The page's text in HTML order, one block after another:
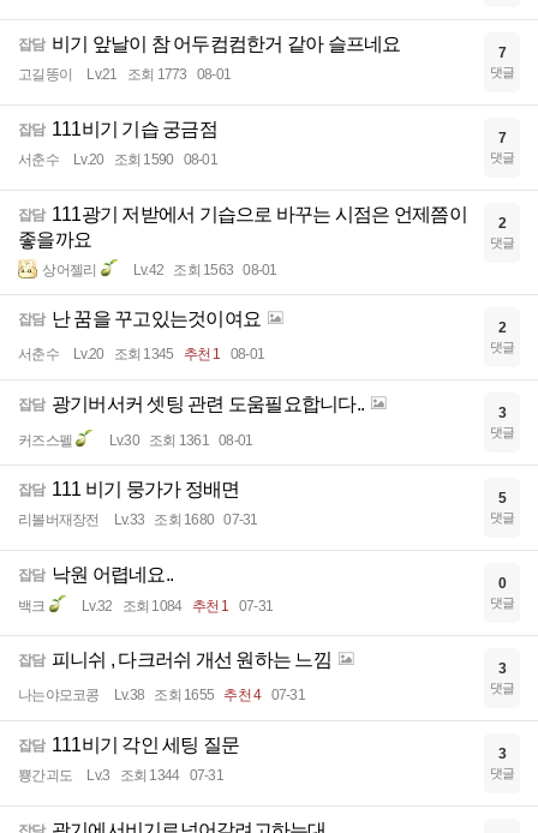
잡담 비기 앞날이 참 어두컴컴한거 같아 슬프네요
고길똥이 Lv.21 조회 1773 08-01
7
댓글
잡담 111비기 기습 궁금점
서춘수 Lv.20 조회 1590 08-01
7
댓글
잡담 111광기 저받에서 기습으로 바꾸는 시점은 언제쯤이
좋을까요
상어젤리 Lv.42 조회 1563 08-01
2
댓글
잡담 난 꿈을 꾸고있는것이여요
서춘수 Lv.20 조회 1345 추천 1 08-01
2
댓글
잡담 광기버서커 셋팅 관련 도움필요합니다..
커즈스펠 Lv.30 조회 1361 08-01
3
댓글
잡담 111 비기 뭉가가 정배면
리볼버재장전 Lv.33 조회 1680 07-31
5
댓글
잡담 낙원 어렵네요..
백크 Lv.32 조회 1084 추천 1 07-31
0
댓글
잡담 피니쉬 , 다크러쉬 개선 원하는 느낌
나는야모코콩 Lv.38 조회 1655 추천 4 07-31
3
댓글
잡담 111비기 각인 세팅 질문
뿅간괴도 Lv.3 조회 1344 07-31
3
댓글